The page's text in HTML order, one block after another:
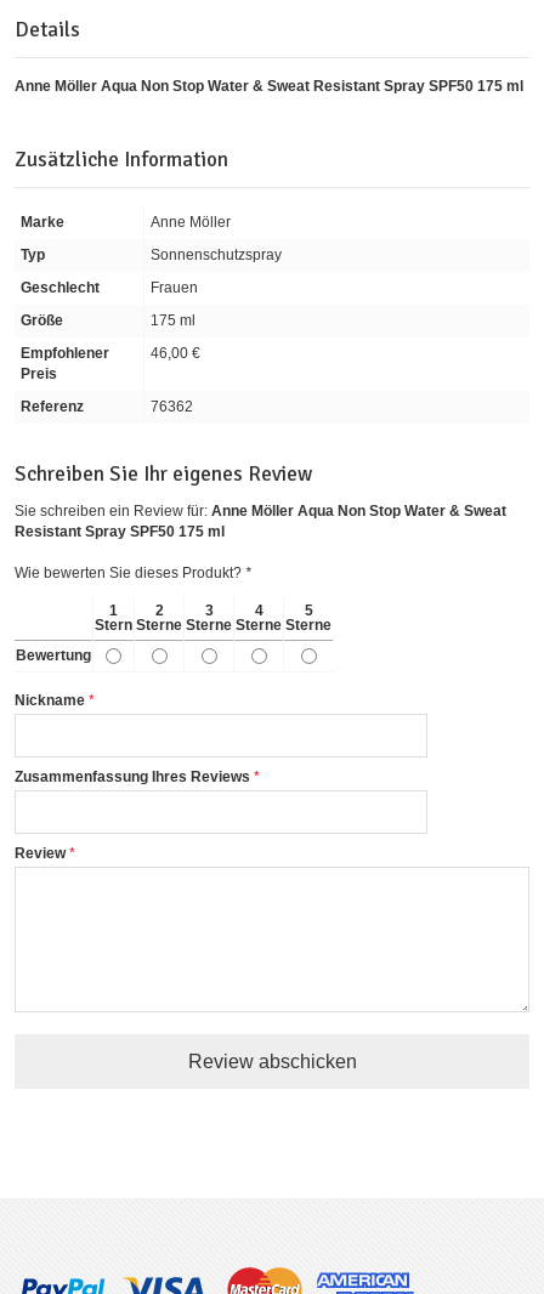
Details
Anne Möller Aqua Non Stop Water & Sweat Resistant Spray SPF50 175 ml
Zusätzliche Information
Marke
Anne Möller
Typ
Sonnenschutzspray
Geschlecht
Frauen
Größe
175 ml
Empfohlener
Preis
46,00 €
Referenz 76362
Schreiben Sie Ihr eigenes Review
Sie schreiben ein Review für: Anne Möller Aqua Non Stop Water & Sweat
Resistant Spray SPF50 175 ml
Wie bewerten Sie dieses Produkt? *
1
Stern
2
Sterne
3
Sterne
4
Sterne
5
Sterne
Bewertung
Nickname
Zusammenfassung Ihres Reviews
Review
Review abschicken